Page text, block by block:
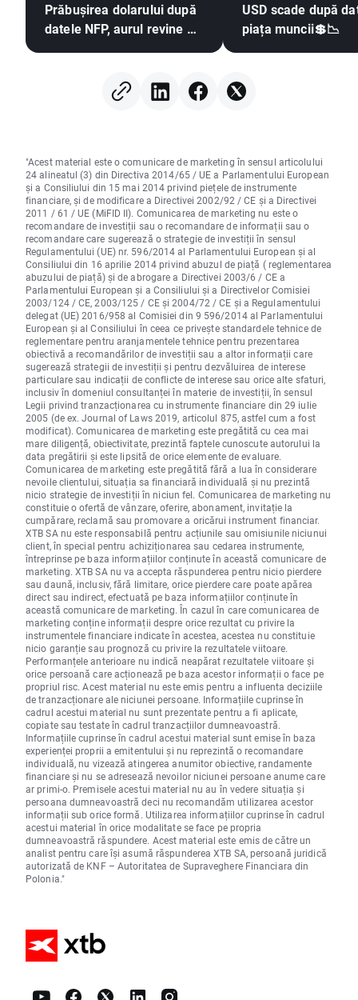
Prăbușirea dolarului după
datele NFP, aurul revine pe
USD scade după
piața muncii💲📉
"Acest material este o comunicare de marketing în sensul articolului
24 alineatul (3) din Directiva 2014/65 / UE a Parlamentului European
și a Consiliului din 15 mai 2014 privind piețele de instrumente
financiare, și de modificare a Directivei 2002/92 / CE și a Directivei
2011 / 61 / UE (MiFID II). Comunicarea de marketing nu este o
recomandare de investiții sau o recomandare de informații sau o
recomandare care sugerează o strategie de investiții în sensul
Regulamentului (UE) nr. 596/2014 al Parlamentului European și al
Consiliului din 16 aprilie 2014 privind abuzul de piață ( reglementarea
abuzului de piață) și de abrogare a Directivei 2003/6 / CE a
Parlamentului European și a Consiliului și a Directivelor Comisiei
2003/124 / CE, 2003/125 / CE și 2004/72 / CE și a Regulamentului
delegat (UE) 2016/958 al Comisiei din 9 596/2014 al Parlamentului
European și al Consiliului în ceea ce privește standardele tehnice de
reglementare pentru aranjamentele tehnice pentru prezentarea
obiectivă a recomandărilor de investiții sau a altor informații care
sugerează strategii de investiții și pentru dezvăluirea de interese
particulare sau indicații de conflicte de interese sau orice alte sfaturi,
inclusiv în domeniul consultanței în materie de investiții, în sensul
Legii privind tranzacționarea cu instrumente financiare din 29 iulie
2005 (de ex. Journal of Laws 2019, articolul 875, astfel cum a fost
modificat). Comunicarea de marketing este pregătită cu cea mai
mare diligență, obiectivitate, prezintă faptele cunoscute autorului la
data pregătirii și este lipsită de orice elemente de evaluare.
Comunicarea de marketing este pregătită fără a lua în considerare
nevoile clientului, situația sa financiară individuală și nu prezintă
nicio strategie de investiții în niciun fel. Comunicarea de marketing nu
constituie o ofertă de vânzare, oferire, abonament, invitație la
cumpărare, reclamă sau promovare a oricărui instrument financiar.
XTB SA nu este responsabilă pentru acțiunile sau omisiunile niciunui
client, în special pentru achiziționarea sau cedarea instrumente,
întreprinse pe baza informațiilor conținute în această comunicare de
marketing. XTB SA nu va accepta răspunderea pentru nicio pierdere
sau daună, inclusiv, fără limitare, orice pierdere care poate apărea
direct sau indirect, efectuată pe baza informațiilor conținute în
această comunicare de marketing. În cazul în care comunicarea de
marketing conține informații despre orice rezultat cu privire la
instrumentele financiare indicate în acestea, acestea nu constituie
nicio garanție sau prognoză cu privire la rezultatele viitoare.
Performanțele anterioare nu indică neapărat rezultatele viitoare și
orice persoană care acționează pe baza acestor informații o face pe
propriul risc. Acest material nu este emis pentru a influenta deciziile
de tranzacționare ale niciunei persoane. Informațiile cuprinse în
cadrul acestui material nu sunt prezentate pentru a fi aplicate,
copiate sau testate în cadrul tranzacțiilor dumneavoastră.
Informațiile cuprinse în cadrul acestui material sunt emise în baza
experienței proprii a emitentului și nu reprezintă o recomandare
individuală, nu vizează atingerea anumitor obiective, randamente
financiare și nu se adresează nevoilor niciunei persoane anume care
ar primi-o. Premisele acestui material nu au în vedere situația și
persoana dumneavoastră deci nu recomandăm utilizarea acestor
informații sub orice formă. Utilizarea informațiilor cuprinse în cadrul
acestui material în orice modalitate se face pe propria
dumneavoastră răspundere. Acest material este emis de către un
analist pentru care își asumă răspunderea XTB SA, persoană juridică
autorizată de KNF – Autoritatea de Supraveghere Financiara din
Polonia."